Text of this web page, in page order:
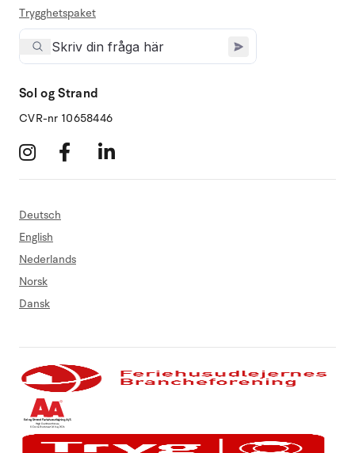
Trygghetspaket
Sol og Strand
CVR-nr 10658446
Deutsch
English
Nederlands
Norsk
Dansk